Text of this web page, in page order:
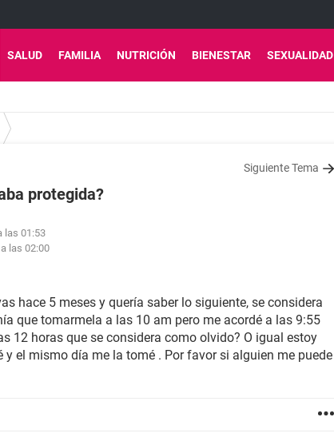
SALUD FAMILIA NUTRICIÓN BIENESTAR SEXUALIDAD
Siguiente Tema
protegida?
las 01:53
las 02:00
hace 5 meses y quería saber lo siguiente, se considera
que tomarmela a las 10 am pero me acordé a las 9:55
12 horas que se considera como olvido? O igual estoy
y el mismo día me la tomé . Por favor si alguien me puede